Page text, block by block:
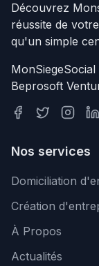
Découvrez
réussite de
qu'un simple
Beprosoft
Nos services
Domiciliation
Création
À Propos
Actualités